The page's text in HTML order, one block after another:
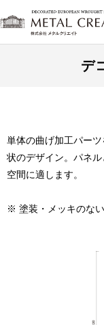
デ
単体の曲げ加工パー
状のデザイン。パネ
空間に適します。
※ 塗装・メッキのな